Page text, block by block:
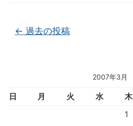
2007年3月
日 月 火 水 木
1
投稿ナビゲーション
← 過去の投稿